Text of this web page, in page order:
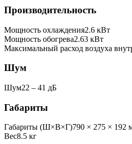
Производительность
Мощность охлаждения2.6 кВт
Мощность обогрева2.63 кВт
Максимальный расход воздуха
Шум
Шум22 ‒ 41 дБ
Габариты
Габариты (Ш×В×Г)790 × 275 × 192
Вес8.5 кг